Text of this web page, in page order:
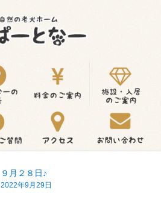
９月２８日♪
2022年9月29日